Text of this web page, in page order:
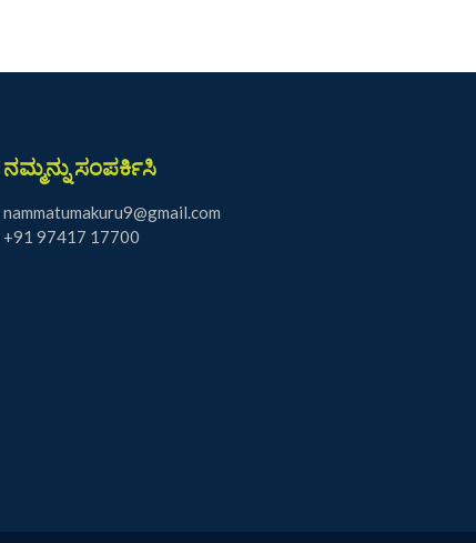
ನಮ್ಮನ್ನು ಸಂಪರ್ಕಿಸಿ
nammatumakuru9@gmail.com
+91 97417 17700